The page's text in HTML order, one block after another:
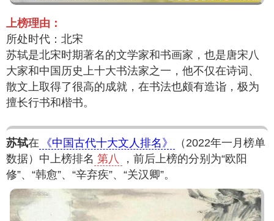
上榜理由：
所处时代：北宋
苏轼是北宋时期著名的文学家和书画家，也是唐宋八
大家和中国历史上十大书法家之一，他不仅在诗词、
散文上取得了很高的成就，在书法也颇有造诣，极为
擅长行书和楷书。
苏轼在 《中国古代十大文人排名》
（2022年一月榜单
数据）中上榜排名 第八
，前后上榜的分别为“欧阳
修”、“韩愈”、“辛弃疾”、“关汉卿”。